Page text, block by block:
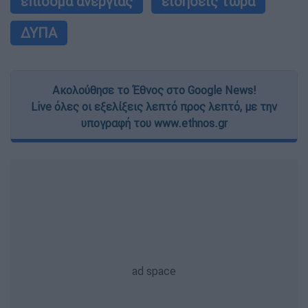
ΔΥΠΑ
Ακολούθησε το Έθνος στο Google News!
Live όλες οι εξελίξεις λεπτό προς λεπτό, με την
υπογραφή του www.ethnos.gr